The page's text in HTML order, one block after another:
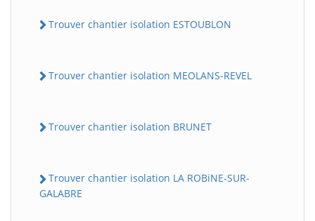
Trouver chantier isolation ESTOUBLON
Trouver chantier isolation MEOLANS-REVEL
Trouver chantier isolation BRUNET
Trouver chantier isolation LA ROBiNE-SUR-
GALABRE